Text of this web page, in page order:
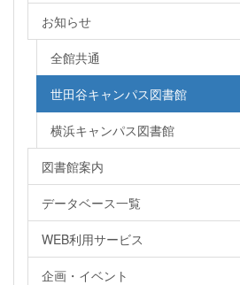
お知らせ
全館共通
世田谷キャンパス図書館
横浜キャンパス図書館
図書館案内
データベース一覧
WEB利用サービス
企画・イベント